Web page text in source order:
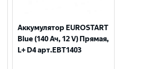
Аккумулятор EUROSTART
Blue (140 Ач, 12 V) Прямая,
L+ D4 арт.EBT1403